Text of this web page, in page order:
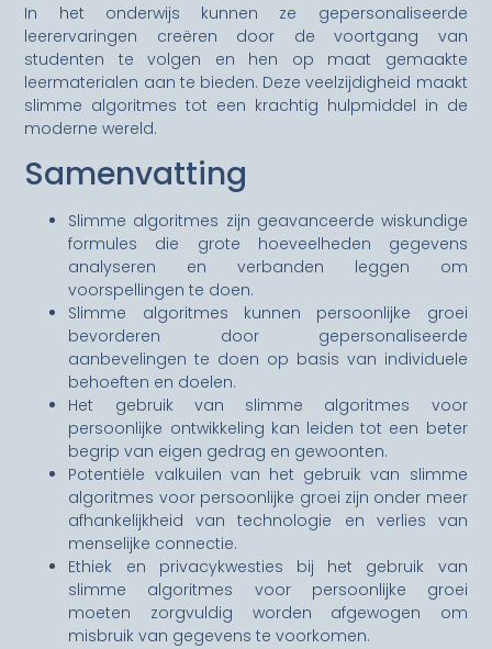
In het onderwijs kunnen ze gepersonaliseerde
leerervaringen creëren door de voortgang van
studenten te volgen en hen op maat gemaakte
leermaterialen aan te bieden. Deze veelzijdigheid maakt
slimme algoritmes tot een krachtig hulpmiddel in de
moderne wereld.
Samenvatting
Slimme algoritmes zijn geavanceerde wiskundige
formules die grote hoeveelheden gegevens
analyseren en verbanden leggen om
voorspellingen te doen.
Slimme algoritmes kunnen persoonlijke groei
bevorderen door gepersonaliseerde
aanbevelingen te doen op basis van individuele
behoeften en doelen.
Het gebruik van slimme algoritmes voor
persoonlijke ontwikkeling kan leiden tot een beter
begrip van eigen gedrag en gewoonten.
Potentiële valkuilen van het gebruik van slimme
algoritmes voor persoonlijke groei zijn onder meer
afhankelijkheid van technologie en verlies van
menselijke connectie.
Ethiek en privacykwesties bij het gebruik van
slimme algoritmes voor persoonlijke groei
moeten zorgvuldig worden afgewogen om
misbruik van gegevens te voorkomen.